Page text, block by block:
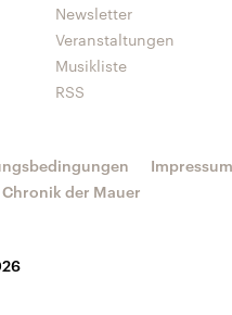
Newsletter
Veranstaltungen
Musikliste
RSS
Impressum
Chronik der Mauer